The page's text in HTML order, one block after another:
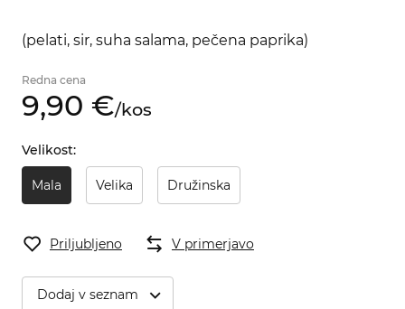
(pelati, sir, suha salama, pečena paprika)
Redna cena
9,90 €/kos
Velikost:
Mala Velika Družinska
Priljubljeno V primerjavo
Dodaj v seznam